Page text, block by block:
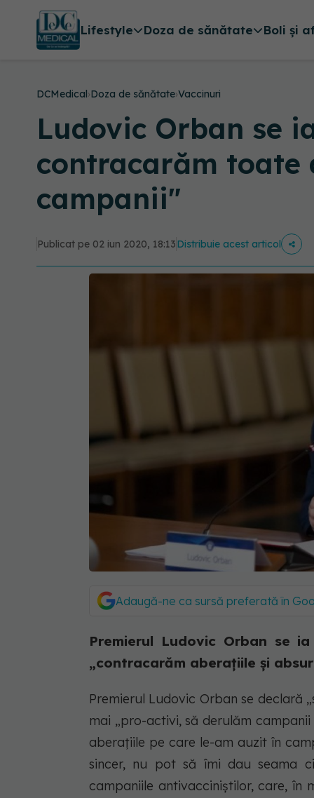
Lifestyle Doza de sănătate Boli și
DCMedical›Doza de sănătate›Vaccinuri
Ludovic Orban se
contracarăm toate
campanii"
Publicat pe 02 iun 2020, 18:13Distribuie acest articol
Adaugă-ne ca sursă preferată în
Premierul Ludovic Orban se
„contracarăm aberațiile și
Premierul Ludovic Orban se declară
mai „pro-activi, să derulăm
aberaţiile pe care le-am auzit în
sincer, nu pot să îmi dau seama
campaniile antivacciniştilor, care,